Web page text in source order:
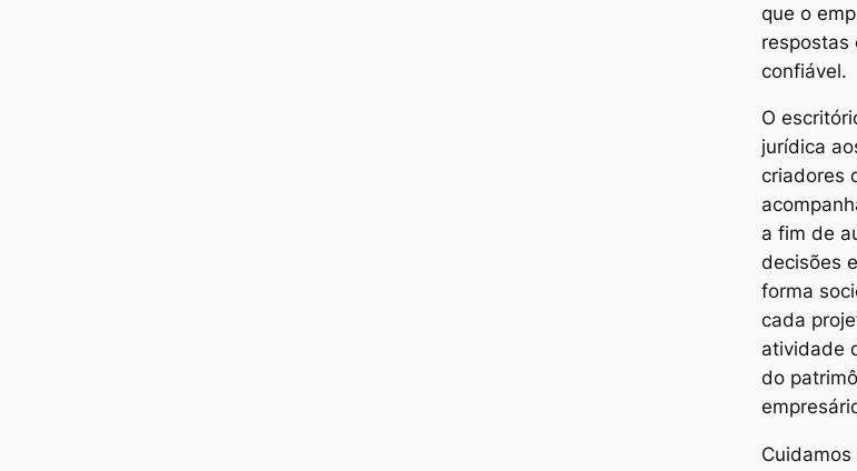
que o
respostas
confiável.
O
jurídica
criadores
a fim de
decisões
forma
cada
atividade
do